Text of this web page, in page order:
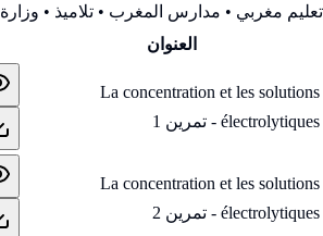
تعليم مغربي • مدارس المغرب • تلاميذ • وزارة
العنوان
La concentration et les solutions
électrolytiques - تمرين 1
La concentration et les solutions
électrolytiques - تمرين 2